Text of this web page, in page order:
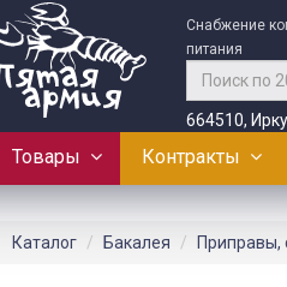
Снабжение
питания
664510,
Товары Контракты
Каталог Бакалея Приправы,